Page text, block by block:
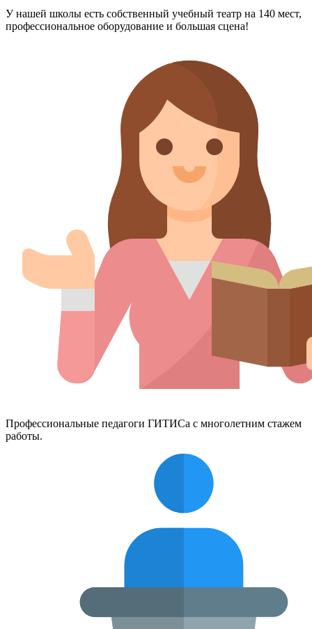
У нашей школы есть собственный учебный театр на 140 мест,
профессиональное оборудование и большая сцена!
Профессиональные педагоги ГИТИСа с многолетним стажем
работы.